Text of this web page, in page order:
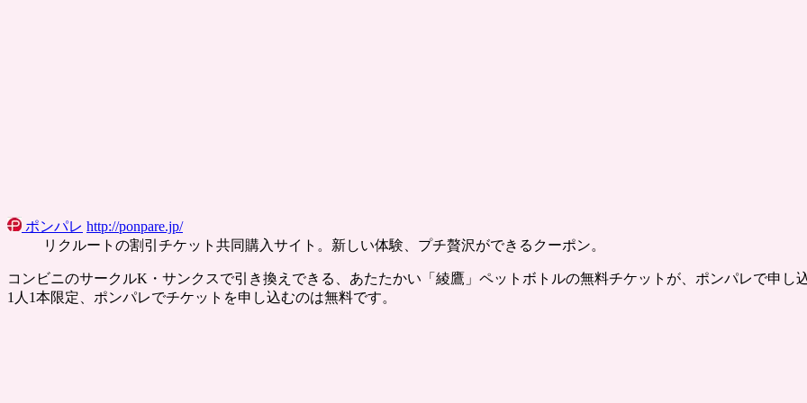
ポンパレ http://ponpare.jp/
リクルートの割引チケット共同購入サイト。新しい体験、プチ贅沢ができるクーポン。
コンビニのサークルK・サンクスで引き換えできる、あたたかい「綾鷹」ペットボトルの無料チケットが、ポンパレで申し
1人1本限定、ポンパレでチケットを申し込むのは無料です。